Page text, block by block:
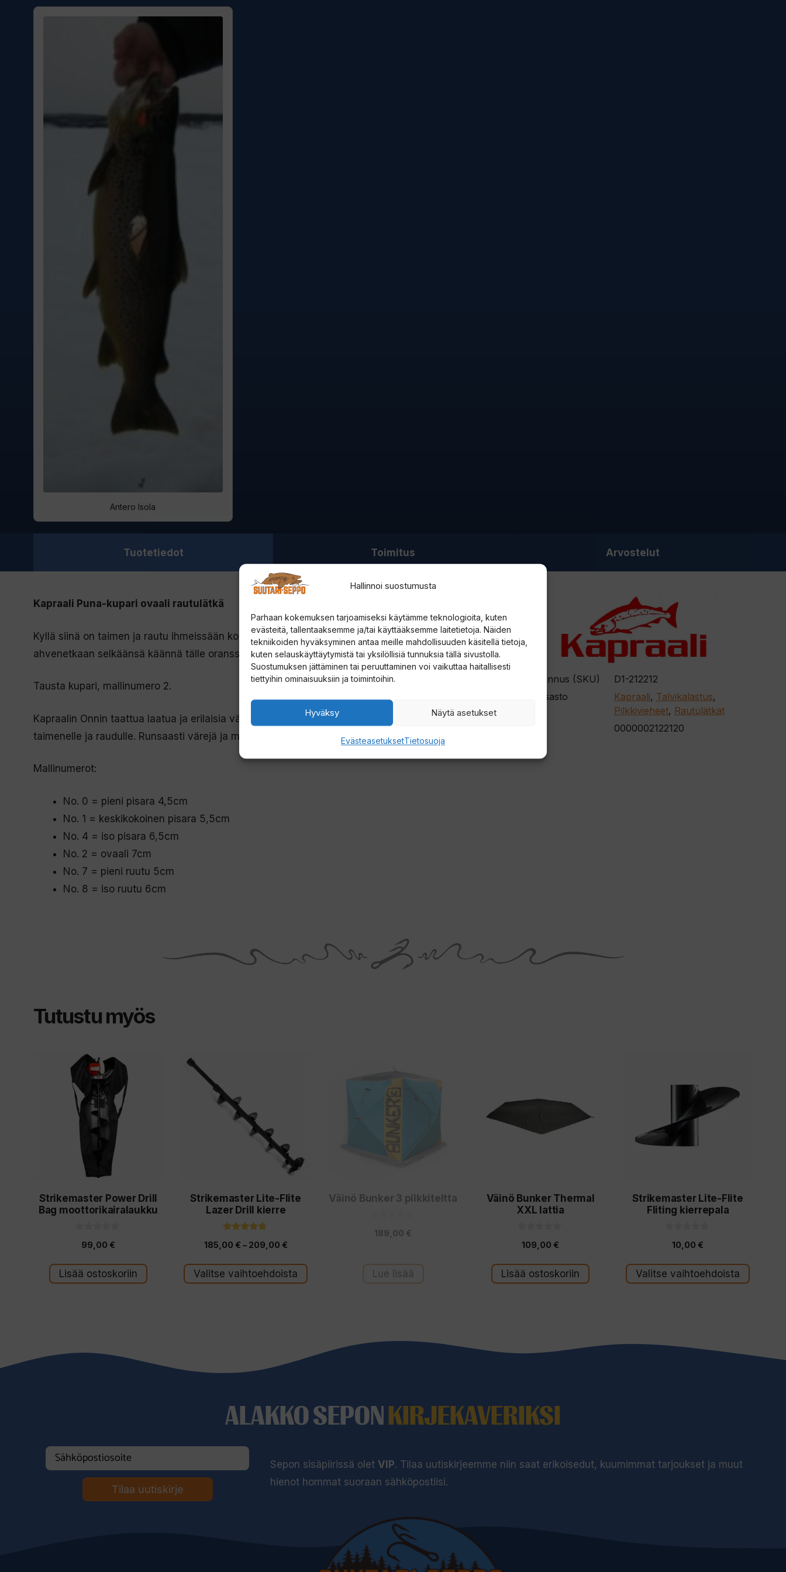
Hallinnoi suostumusta
Parhaan kokemuksen tarjoamiseksi käytämme teknologioita, kuten
evästeitä, tallentaaksemme ja/tai käyttääksemme laitetietoja. Näiden
tekniikoiden hyväksyminen antaa meille mahdollisuuden käsitellä tietoja,
kuten selauskäyttäytymistä tai yksilöllisiä tunnuksia tällä sivustolla.
Suostumuksen jättäminen tai peruuttaminen voi vaikuttaa haitallisesti
tiettyihin ominaisuuksiin ja toimintoihin.
Hyväksy Näytä asetukset
EvästeasetuksetTietosuoja
Antero Isola
Tuotetiedot Toimitus Arvostelut
Kapraali Puna-kupari ovaali rautulätkä
Kyllä siinä on taimen ja rautu ihmeissään ko tämän näkkee. Pakko iskeä kiinni heti. Eikä net harrit ja
ahvenetkaan selkäänsä käännä tälle oranssille pyytäjälle.
Tausta kupari, mallinumero 2.
Kapraalin Onnin taattua laatua ja erilaisia värityksiä kannattaa kokeilla ahvenelle, harjukselle,
taimenelle ja raudulle. Runsaasti värejä ja muotoja.
Mallinumerot:
No. 0 = pieni pisara 4,5cm
No. 1 = keskikokoinen pisara 5,5cm
No. 4 = iso pisara 6,5cm
No. 2 = ovaali 7cm
No. 7 = pieni ruutu 5cm
No. 8 = iso ruutu 6cm
Tuotetunnus (SKU)
D1-212212
Tuoteosasto
Kapraali, Talvikalastus,
Pilkkivieheet, Rautulätkät
0000002122120
Tutustu myös
Strikemaster Power Drill
Bag moottorikairalaukku
s
t
ä
99,00 €
Lisää ostoskoriin
Strikemaster Lite-Flite
Lazer Drill kierre
5:stä
185,00 € – 209,00 €Hintaluokka:
185,00 €
-
Valitse vaihtoehdoista
Tällä
tuotteella
tuotteen
sivulla.
Väinö Bunker 3 pilkkiteltta
ä
189,00 €
Lue lisää
Väinö Bunker Thermal
XXL lattia
s
t
ä
109,00 €
Lisää ostoskoriin
Strikemaster Lite-Flite
Fliting kierrepala
s
t
ä
10,00 €
Valitse vaihtoehdoista
muunnelma.
Voit
tuotteen
sivulla.
ALAKKO SEPONKIRJEKAVERIKSI
Tilaa uutiskirje
Sepon sisäpiirissä oletVIP. Tilaa uutiskirjeemme niin saat erikoisedut, kuumimmat tarjoukset ja muut
hienot hommat suoraan sähköpostiisi.